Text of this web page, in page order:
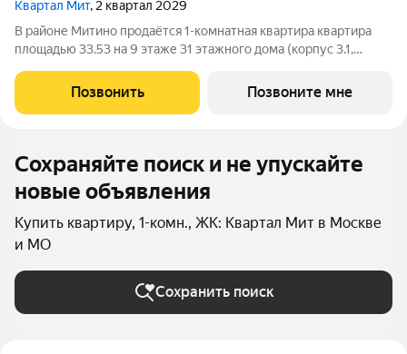
Квартал Мит, 2 квартал 2029
В районе Митино продаётся 1-комнатная квартира квартира
площадью 33.53 на 9 этаже 31 этажного дома (корпус 3.1,
расположение 20 минут пешком до станции метро
«Пятницкое шоссе». 8 минут на автомобиле до
Позвонить Позвоните мне
Сохраняйте поиск и не упускайте
новые объявления
Купить квартиру, 1-комн., ЖК: Квартал Мит в Москве
и МО
Сохранить поиск